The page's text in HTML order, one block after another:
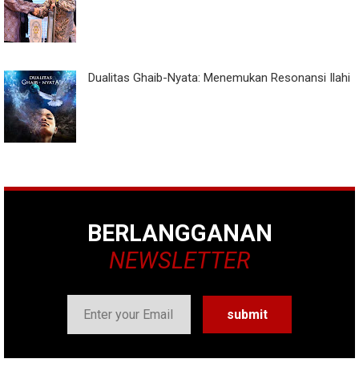
Dualitas Ghaib-Nyata: Menemukan Resonansi Ilahi
BERLANGGANAN
NEWSLETTER